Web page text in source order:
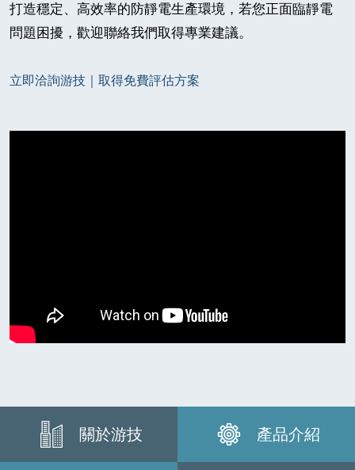
打造穩定、高效率的防靜電生產環境，若您正面臨靜電
問題困擾，歡迎聯絡我們取得專業建議。
立即洽詢游技 ｜取得免費評估方案
關於游技 產品介紹